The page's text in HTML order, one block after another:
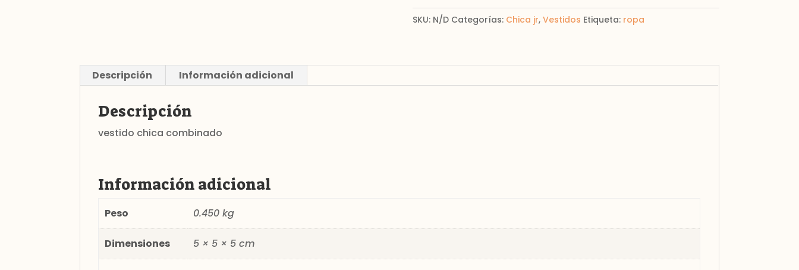
cantidad
SKU: N/D Categorías: Chica jr, Vestidos Etiqueta: ropa
Descripción Información adicional
Descripción
vestido chica combinado
Información adicional
Peso 0.450 kg
Dimensiones 5 × 5 × 5 cm